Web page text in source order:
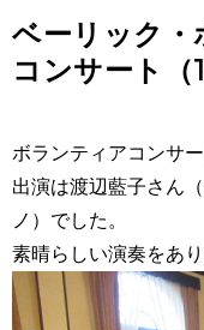
ベーリック
コンサート（
ボランティアコンサ
出演は渡辺藍子さん
ノ）でした。
素晴らしい演奏をあ